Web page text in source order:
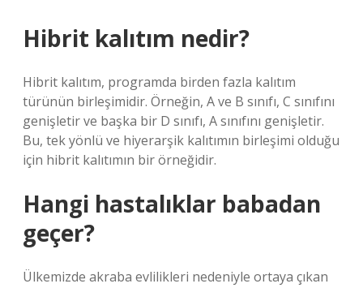
Hibrit kalıtım nedir?
Hibrit kalıtım, programda birden fazla kalıtım
türünün birleşimidir. Örneğin, A ve B sınıfı, C sınıfını
genişletir ve başka bir D sınıfı, A sınıfını genişletir.
Bu, tek yönlü ve hiyerarşik kalıtımın birleşimi olduğu
için hibrit kalıtımın bir örneğidir.
Hangi hastalıklar babadan
geçer?
Ülkemizde akraba evlilikleri nedeniyle ortaya çıkan